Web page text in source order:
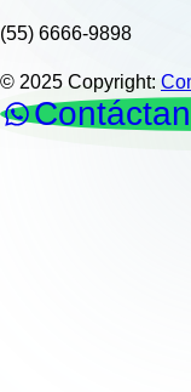
(55) 6666-9898
© 2025 Copyright: